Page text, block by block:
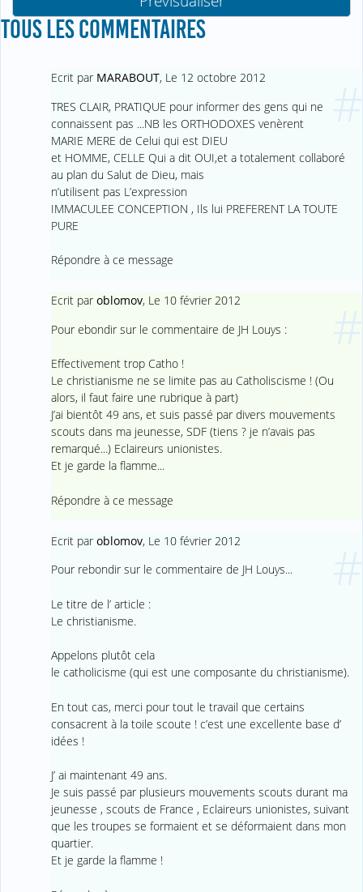
TOUS LES COMMENTAIRES
Ecrit par MARABOUT, Le 12 octobre 2012
TRES CLAIR, PRATIQUE pour informer des gens qui ne
connaissent pas ...NB les ORTHODOXES venèrent
MARIE MERE de Celui qui est DIEU
et HOMME, CELLE Qui a dit OUI,et a totalement collaboré
au plan du Salut de Dieu, mais
n’utilisent pas L’expression
IMMACULEE CONCEPTION , Ils lui PREFERENT LA TOUTE
PURE
Répondre à ce message
Ecrit par oblomov, Le 10 février 2012
Pour ebondir sur le commentaire de JH Louys :
Effectivement trop Catho !
Le christianisme ne se limite pas au Catholiscisme ! (Ou
alors, il faut faire une rubrique à part)
J’ai bientôt 49 ans, et suis passé par divers mouvements
scouts dans ma jeunesse, SDF (tiens ? je n’avais pas
remarqué...) Eclaireurs unionistes.
Et je garde la flamme...
Répondre à ce message
Ecrit par oblomov, Le 10 février 2012
Pour rebondir sur le commentaire de JH Louys...
Le titre de l’ article :
Le christianisme.
Appelons plutôt cela
le catholicisme (qui est une composante du christianisme).
En tout cas, merci pour tout le travail que certains
consacrent à la toile scoute ! c’est une excellente base d’
idées !
J’ ai maintenant 49 ans.
Je suis passé par plusieurs mouvements scouts durant ma
jeunesse , scouts de France , Eclaireurs unionistes, suivant
que les troupes se formaient et se déformaient dans mon
quartier.
Et je garde la flamme !